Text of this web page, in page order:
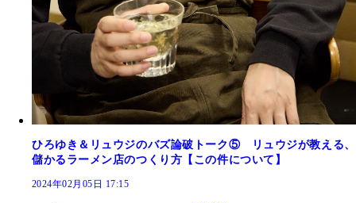
ひろゆき＆リュウジのバズ論破トーク⑤ リュウジが教える、
儲かるラーメン店のつくり方【この件について】
2024年02月05日 17:15